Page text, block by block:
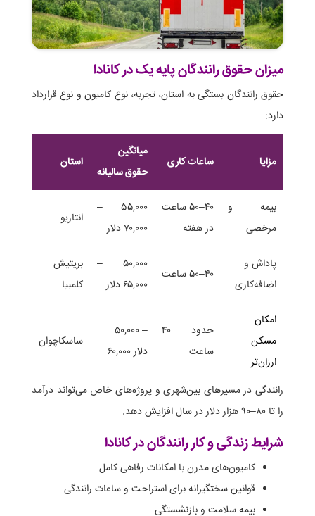
میزان حقوق رانندگان پایه یک در کانادا
حقوق رانندگان بستگی به استان، تجربه، نوع کامیون و نوع قرارداد
دارد:
مزایا ساعات کاری
میانگین
حقوق سالیانه
استان
بیمه و
مرخصی
۴۰–۵۰ ساعت
در هفته
۵۵,۰۰۰ –
۷۰,۰۰۰ دلار
انتاریو
پاداش و
اضافه‌کاری
۴۰–۵۰ ساعت
۵۰,۰۰۰ –
۶۵,۰۰۰ دلار
بریتیش
کلمبیا
امکان
مسکن
ارزان‌تر
حدود ۴۰
ساعت
۵۰,۰۰۰ –
۶۰,۰۰۰ دلار
ساسکاچوان
رانندگی در مسیرهای بین‌شهری و پروژه‌های خاص می‌تواند درآمد
را تا ۸۰–۹۰ هزار دلار در سال افزایش دهد.
شرایط زندگی و کار رانندگان در کانادا
کامیون‌های مدرن با امکانات رفاهی کامل
قوانین سختگیرانه برای استراحت و ساعات رانندگی
بیمه سلامت و بازنشستگی